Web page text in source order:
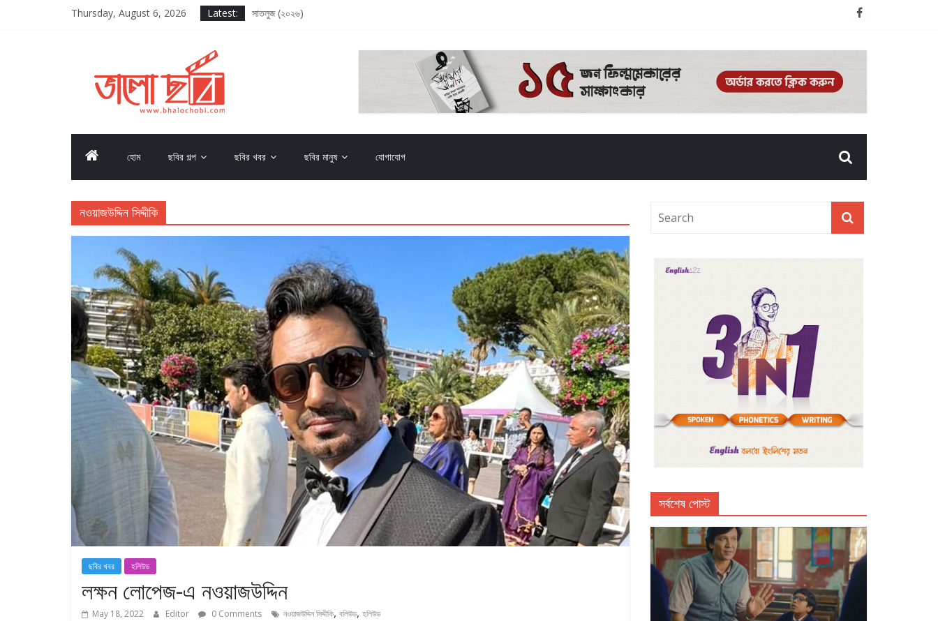
Thursday, August 6, 2026 Latest:
সাতলুজ (২০২৬)
হোম ছবির গল্প ছবির খবর ছবির মানুষ যোগাযোগ
নওয়াজউদ্দিন সিদ্দীকি
ছবির খবর হলিউড
লক্ষন লোপেজ-এ নওয়াজউদ্দিন
May 18, 2022 Editor 0 Comments নওয়াজউদ্দিন সিদ্দীকি, বলিউড, হলিউড
সর্বশেষ পোস্ট